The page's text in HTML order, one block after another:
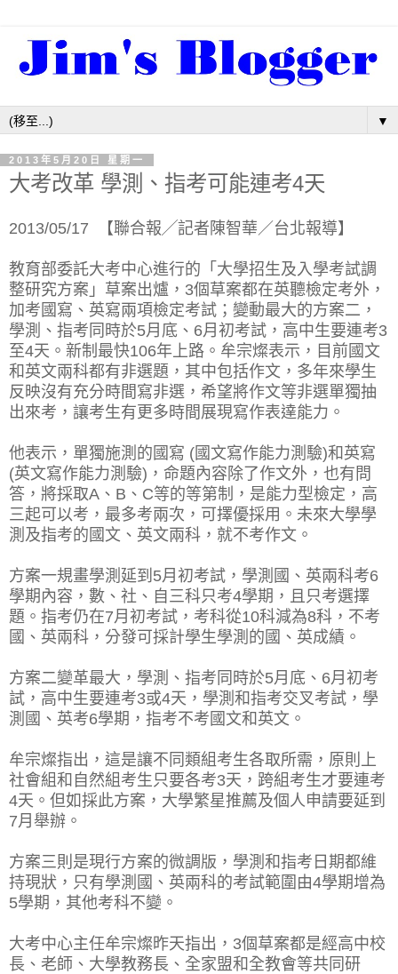
▼
2013年5月20日 星期一
大考改革 學測、指考可能連考4天
2013/05/17 【聯合報╱記者陳智華／台北報導】
教育部委託大考中心進行的「大學招生及入學考試調
整研究方案」草案出爐，3個草案都在英聽檢定考外，
加考國寫、英寫兩項檢定考試；變動最大的方案二，
學測、指考同時於5月底、6月初考試，高中生要連考3
至4天。新制最快106年上路。牟宗燦表示，目前國文
和英文兩科都有非選題，其中包括作文，多年來學生
反映沒有充分時間寫非選，希望將作文等非選單獨抽
出來考，讓考生有更多時間展現寫作表達能力。
他表示，單獨施測的國寫 (國文寫作能力測驗)和英寫
(英文寫作能力測驗)，命題內容除了作文外，也有問
答，將採取A、B、C等的等第制，是能力型檢定，高
三起可以考，最多考兩次，可擇優採用。未來大學學
測及指考的國文、英文兩科，就不考作文。
方案一規畫學測延到5月初考試，學測國、英兩科考6
學期內容，數、社、自三科只考4學期，且只考選擇
題。指考仍在7月初考試，考科從10科減為8科，不考
國、英兩科，分發可採計學生學測的國、英成績。
方案二變革最大，學測、指考同時於5月底、6月初考
試，高中生要連考3或4天，學測和指考交叉考試，學
測國、英考6學期，指考不考國文和英文。
牟宗燦指出，這是讓不同類組考生各取所需，原則上
社會組和自然組考生只要各考3天，跨組考生才要連考
4天。但如採此方案，大學繁星推薦及個人申請要延到
7月舉辦。
方案三則是現行方案的微調版，學測和指考日期都維
持現狀，只有學測國、英兩科的考試範圍由4學期增為
5學期，其他考科不變。
大考中心主任牟宗燦昨天指出，3個草案都是經高中校
長、老師、大學教務長、全家盟和全教會等共同研